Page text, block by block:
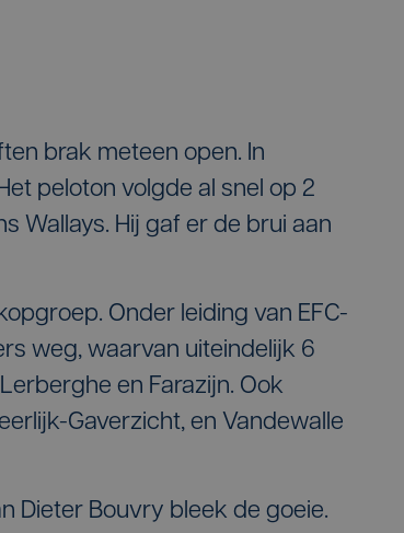
brak meteen open. In
peloton volgde al snel op 2
Wallays. Hij gaf er de brui aan
Onder leiding van EFC-
weg, waarvan uiteindelijk 6
en Farazijn. Ook
Gaverzicht, en Vandewalle
Dieter Bouvry bleek de goeie.